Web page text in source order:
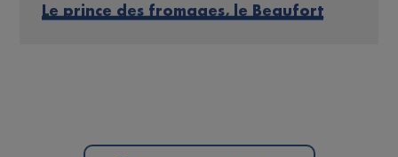
Le prince des fromages, le Beaufort